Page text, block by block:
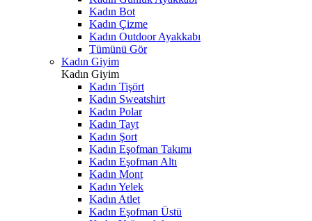
Kadın Bot
Kadın Çizme
Kadın Outdoor Ayakkabı
Tümünü Gör
Kadın Giyim
Kadın Giyim
Kadın Tişört
Kadın Sweatshirt
Kadın Polar
Kadın Tayt
Kadın Şort
Kadın Eşofman Takımı
Kadın Eşofman Altı
Kadın Mont
Kadın Yelek
Kadın Atlet
Kadın Eşofman Üstü